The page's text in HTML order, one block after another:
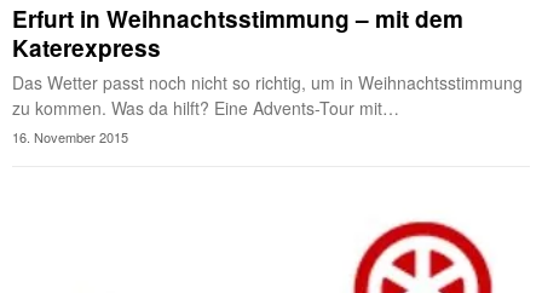
Erfurt in Weihnachtsstimmung – mit dem
Katerexpress
Das Wetter passt noch nicht so richtig, um in Weihnachtsstimmung
zu kommen. Was da hilft? Eine Advents-Tour mit…
16. November 2015